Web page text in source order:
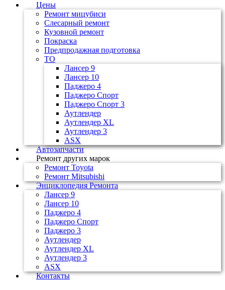
Цены
Ремонт мицубиси
Слесарный ремонт
Кузовной ремонт
Покраска
Предпродажная подготовка
ТО
Лансер 9
Лансер 10
Паджеро 4
Паджеро Спорт
Паджеро Спорт 3
Аутлендер
Аутлендер ХL
Аутлендер 3
ASX
Автозапчасти
Ремонт других марок
Ремонт Toyota
Ремонт Mitsubishi
Энциклопедия Ремонта
Лансер 9
Лансер 10
Паджеро 4
Паджеро Спорт
Паджеро 3
Аутлендер
Аутлендер ХL
Аутлендер 3
ASX
Контакты